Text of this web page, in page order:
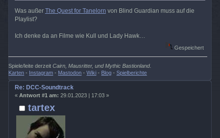
Was außer The Quest for Tanelorn von Blind Guardian muss auf die
Playlist?
Ich denke da an Filme wie Kull und Lady Hawk…
Gespeichert
Spiele/leite derzeitCairn, Mausritter, und Mythic Bastionland.
Karten - Instagram - Mastodon -Wiki - Blog -Spielberichte
tartex
Re: DCC-Soundtrack
« Antwort #1 am: 29.01.2023 | 17:03 »